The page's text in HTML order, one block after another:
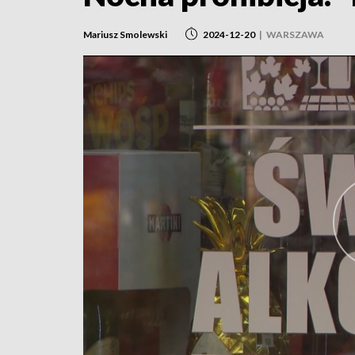
Mariusz Smolewski 2024-12-20 | WARSZAWA